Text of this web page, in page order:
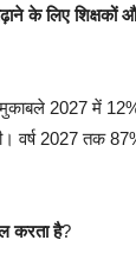
के लिए
2027 में
वर्ष 2027 तक
करता है?